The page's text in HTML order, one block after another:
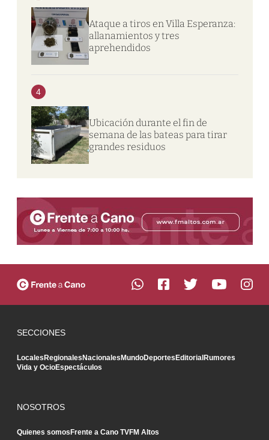
Ataque a tiros en Villa Esperanza:
allanamientos y tres
aprehendidos
4
Ubicación durante el fin de
semana de las bateas para tirar
grandes residuos
SECCIONES
LocalesRegionalesNacionalesMundoDeportesEditorialRumores
Vida y OcioEspectáculos
NOSOTROS
Quienes somosFrente a Cano TVFM Altos